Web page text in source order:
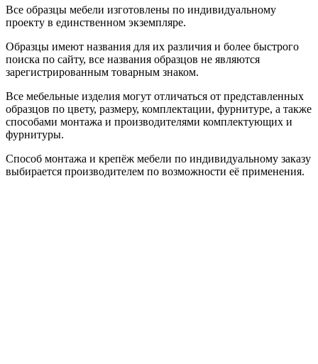
Все образцы мебели изготовлены по индивидуальному
проекту в единственном экземпляре.
Образцы имеют названия для их различия и более быстрого
поиска по сайту, все названия образцов не являются
зарегистрированным товарным знаком.
Все мебельные изделия могут отличаться от представленных
образцов по цвету, размеру, комплектации, фурнитуре, а также
способами монтажа и производителями комплектующих и
фурнитуры.
Способ монтажа и крепёж мебели по индивидуальному заказу
выбирается производителем по возможности её применения.